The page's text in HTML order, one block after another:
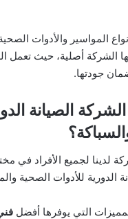
المواسير والأدوات
الشركة أصلية، حيث تعمل
جودتها.
الصيانة
لدينا لجميع الأفراد في
الدورية للأدوات الصحية
التي يوفرها أفضل